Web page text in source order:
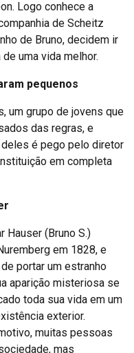
Logo conhece a
de Scheitz
de Bruno, decidem ir
uma vida melhor.
pequenos
um grupo de jovens que
das regras, e
é pego pelo diretor
em completa
Hauser (Bruno S.)
em 1828, e
portar um estranho
aparição misteriosa se
toda sua vida em um
exterior.
muitas pessoas
mas